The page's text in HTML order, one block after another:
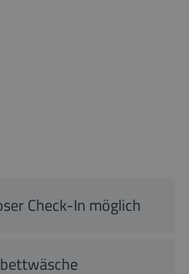
Check-In möglich